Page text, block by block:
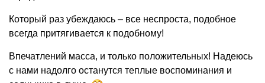
Который раз убеждаюсь – все неспроста, подобное
всегда притягивается к подобному!
Впечатлений масса, и только положительных! Надеюсь
с нами надолго останутся теплые воспоминания и